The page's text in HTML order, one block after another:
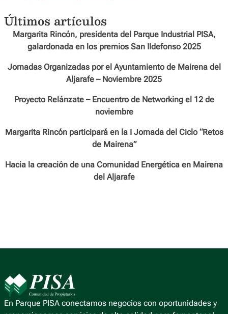
Últimos artículos
Margarita Rincón, presidenta del Parque Industrial PISA,
galardonada en los premios San Ildefonso 2025
Jornadas Organizadas por el Ayuntamiento de Mairena del
Aljarafe – Noviembre 2025
Proyecto Relánzate – Encuentro de Networking el 12 de
noviembre
Margarita Rincón participará en la I Jornada del Ciclo “Retos
de Mairena”
Hacia la creación de una Comunidad Energética en Mairena
del Aljarafe
En Parque PISA conectamos negocios con oportunidades y